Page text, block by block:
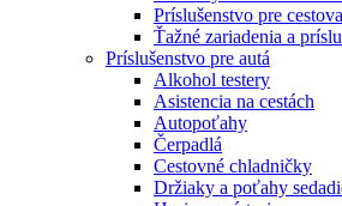
Príslušenstvo pre
Ťažné zariadenia a
Príslušenstvo pre autá
Alkohol testery
Asistencia na cestách
Autopoťahy
Čerpadlá
Cestovné chladničky
Držiaky a poťahy